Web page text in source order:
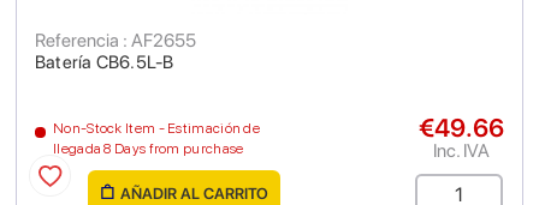
Batería CB6.5L-B
Referencia : AF2655
Non-Stock Item - Estimación de
llegada 8 Days from purchase
€49.66
Inc. IVA
AÑADIR AL CARRITO